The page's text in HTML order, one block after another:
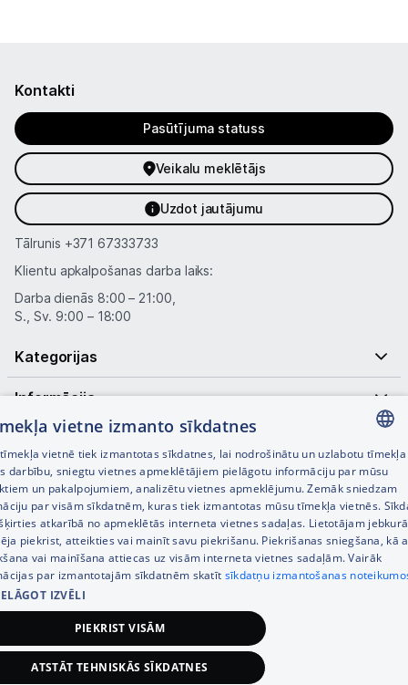
159,00€
Kontakti
Pasūtījuma statuss
Veikalu meklētājs
Uzdot jautājumu
Tālrunis +371 67333733
Klientu apkalpošanas darba laiks:
Darba dienās 8:00 – 21:00,
S., Sv. 9:00 – 18:00
Kategorijas
Informācija
Noderīgas saites
© SIA Tet 2026 -
LATVIAN
RUSSIAN
ENGLISH
vietne izmanto sīkdatnes
vietnē tiek izmantotas sīkdatnes, lai nodrošinātu un uzlabotu tīmekļa
darbību, sniegtu vietnes apmeklētājiem pielāgotu informāciju par mūsu
un pakalpojumiem, analizētu vietnes apmeklējumu. Zemāk sniedzam
par visām sīkdatnēm, kuras tiek izmantotas mūsu tīmekļa vietnēs.
atkarībā no apmeklētās interneta vietnes sadaļas. Lietotājam
piekrist, atteikties vai mainīt savu piekrišanu. Piekrišanas sniegšana, kā
vai mainīšana attiecas uz visām interneta vietnes sadaļām. Vairāk
par izmantotajām sīkdatnēm skatīt sīkdatņu izmantošanas
IZVĒLI
PIEKRIST VISĀM
ATSTĀT TEHNISKĀS SĪKDATNES